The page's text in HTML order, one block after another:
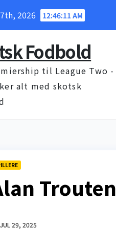
2026 12:46:12 AM
Fodbold
til League Two -
alt med skotsk
Trouten
JUL 29, 2025